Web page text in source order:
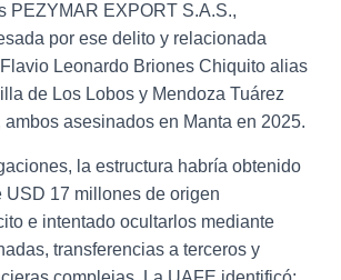
PEZYMAR EXPORT S.A.S.,
por ese delito y relacionada
Leonardo Briones Chiquito alias
de Los Lobos y Mendoza Tuárez
asesinados en Manta en 2025.
la estructura habría obtenido
USD 17 millones de origen
e intentado ocultarlos mediante
transferencias a terceros y